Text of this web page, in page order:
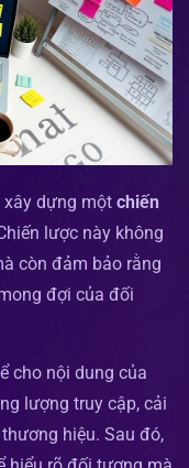
xây dựng một chiến
lược này không
còn đảm bảo rằng
đợi của đối
cho nội dung của
lượng truy cập, cải
hiệu. Sau đó,